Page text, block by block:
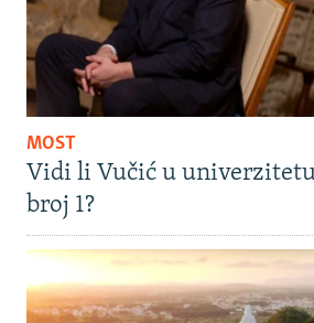
MOST
Vidi li Vučić u
broj 1?